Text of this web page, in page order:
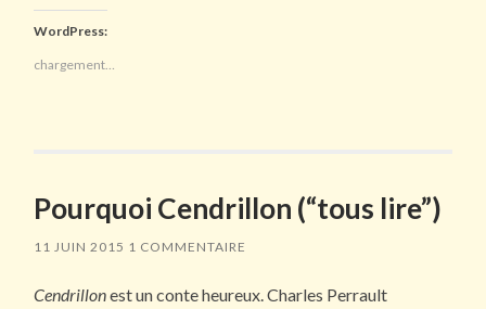
WordPress:
chargement…
Pourquoi Cendrillon (“tous lire”)
11 JUIN 2015 1 COMMENTAIRE
Cendrillonest un conte heureux. Charles Perrault